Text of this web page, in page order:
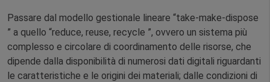
Passare dal modello gestionale lineare “take-make-dispose
” a quello “reduce, reuse, recycle ”, ovvero un sistema più
complesso e circolare di coordinamento delle risorse, che
dipende dalla disponibilità di numerosi dati digitali riguardanti
le caratteristiche e le origini dei materiali; dalle condizioni di